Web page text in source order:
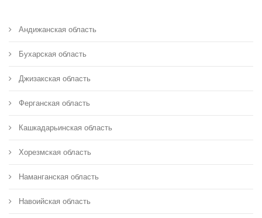
Андижанская область
Бухарская область
Джизакская область
Ферганская область
Кашкадарьинская область
Хорезмская область
Наманганская область
Навоийская область